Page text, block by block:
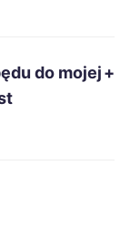
276 zł
do mojej+